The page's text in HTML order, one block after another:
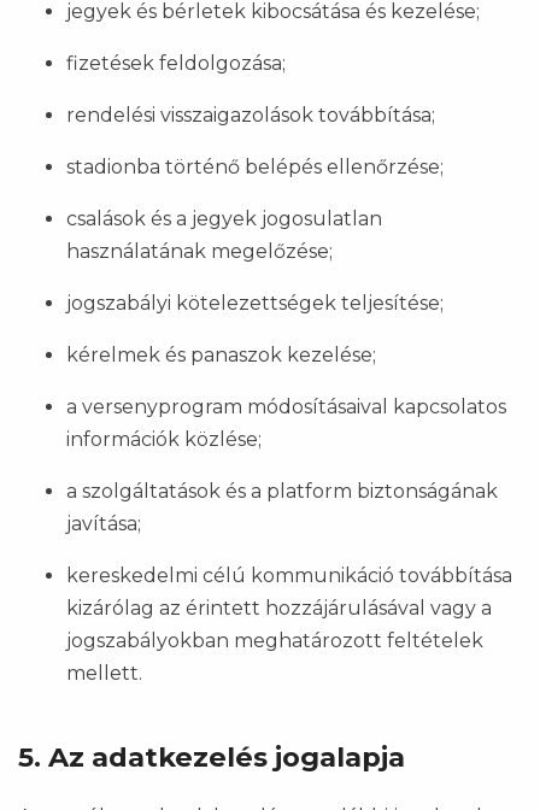
jegyek és bérletek kibocsátása és kezelése;
fizetések feldolgozása;
rendelési visszaigazolások továbbítása;
stadionba történő belépés ellenőrzése;
csalások és a jegyek jogosulatlan
használatának megelőzése;
jogszabályi kötelezettségek teljesítése;
kérelmek és panaszok kezelése;
a versenyprogram módosításaival kapcsolatos
információk közlése;
a szolgáltatások és a platform biztonságának
javítása;
kereskedelmi célú kommunikáció továbbítása
kizárólag az érintett hozzájárulásával vagy a
jogszabályokban meghatározott feltételek
mellett.
5. Az adatkezelés jogalapja